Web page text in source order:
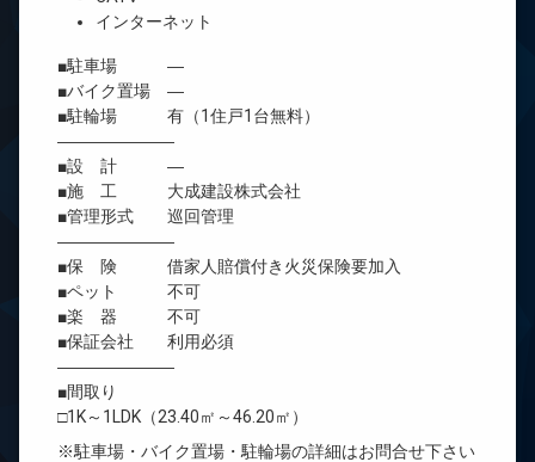
インターネット
■駐車場 ―
■バイク置場 ―
■駐輪場 有（1住戸1台無料）
―――――――
■設 計 ―
■施 工 大成建設株式会社
■管理形式 巡回管理
―――――――
■保 険 借家人賠償付き火災保険要加入
■ペット 不可
■楽 器 不可
■保証会社 利用必須
―――――――
■間取り
□1K～1LDK（23.40㎡～46.20㎡）
※駐車場・バイク置場・駐輪場の詳細はお問合せ下さい